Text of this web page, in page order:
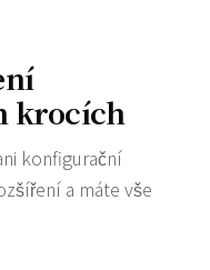
krocích
konfigurační
a máte vše